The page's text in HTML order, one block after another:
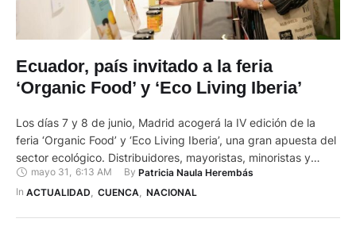
Ecuador, país invitado a la feria
‘Organic Food’ y ‘Eco Living Iberia’
Los días 7 y 8 de junio, Madrid acogerá la IV edición de la
feria ‘Organic Food’ y ‘Eco Living Iberia’, una gran apuesta del
sector ecológico. Distribuidores, mayoristas, minoristas y
expositores de la producción ecológica están convocados a
este evento, que tendrá al Ecuador como país invitado Este
mayo 31 , 6:13 AM By Patricia Naula Herembás
In ACTUALIDAD CUENCA NACIONAL